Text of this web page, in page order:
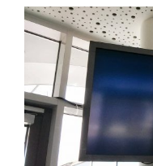
View
Larger
Image